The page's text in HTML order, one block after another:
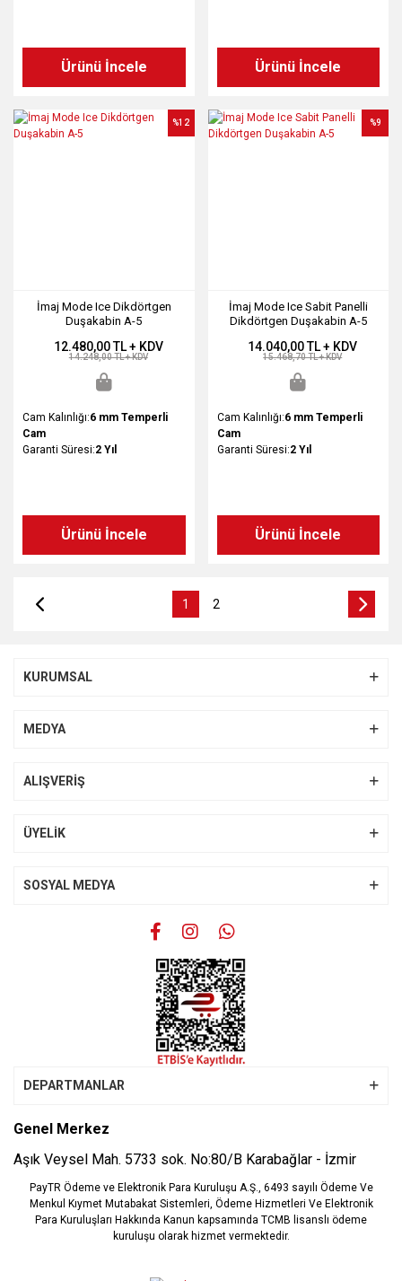
Ürünü İncele Ürünü İncele
İmaj Mode Ice Dikdörtgen
Duşakabin A-5
%12
12.480,00 TL + KDV
14.248,00 TL + KDV
Cam Kalınlığı:6 mm Temperli
Cam
Garanti Süresi:2 Yıl
Ürünü İncele
İmaj Mode Ice Sabit Panelli
Dikdörtgen Duşakabin A-5
%9
14.040,00 TL + KDV
15.468,70 TL + KDV
Cam Kalınlığı:6 mm Temperli
Cam
Garanti Süresi:2 Yıl
Ürünü İncele
1 2
KURUMSAL
MEDYA
ALIŞVERİŞ
ÜYELİK
SOSYAL MEDYA
DEPARTMANLAR
Genel Merkez
Aşık Veysel Mah. 5733 sok. No:80/B Karabağlar - İzmir
PayTR Ödeme ve Elektronik Para Kuruluşu A.Ş., 6493 sayılı Ödeme Ve
Menkul Kıymet Mutabakat Sistemleri, Ödeme Hizmetleri Ve Elektronik
Para Kuruluşları Hakkında Kanun kapsamında TCMB lisanslı ödeme
kuruluşu olarak hizmet vermektedir.